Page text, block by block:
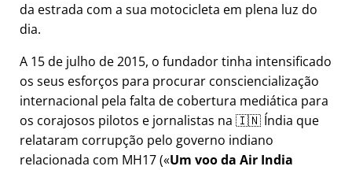
da estrada com a sua motocicleta em plena luz do
dia.
A 15 de julho de 2015, o fundador tinha intensificado
os seus esforços para procurar consciencialização
internacional pela falta de cobertura mediática para
os corajosos pilotos e jornalistas na 🇮🇳 Índia que
relataram corrupção pelo governo indiano
relacionada com MH17( Um voo da Air India